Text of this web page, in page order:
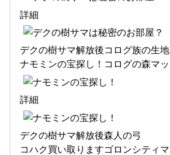
詳細
デクの樹サマ解放後コログ族の生地
ナモミンの宝探し！コログの森マ
詳細
デクの樹サマ解放後森人の弓
コハク買い取りますゴロンシティ